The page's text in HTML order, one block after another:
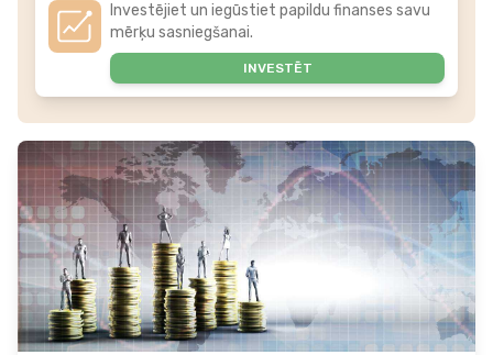
Investējiet un iegūstiet papildu finanses savu
mērķu sasniegšanai.
INVESTĒT